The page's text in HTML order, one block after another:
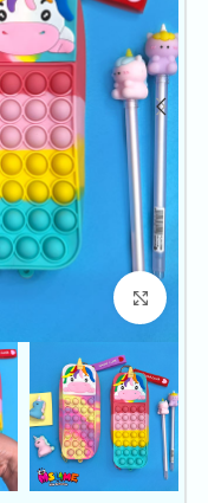
بزرگنمایی تصویر